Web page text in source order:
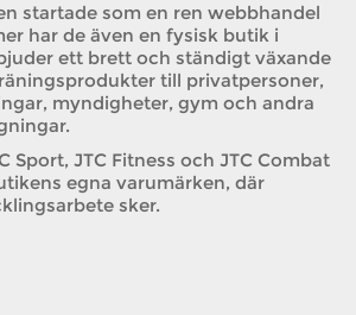
startade som en ren webbhandel
har de även en fysisk butik i
ett brett och ständigt växande
till privatpersoner,
myndigheter, gym och andra
Sport, JTC Fitness och JTC Combat
egna varumärken, där
sker.